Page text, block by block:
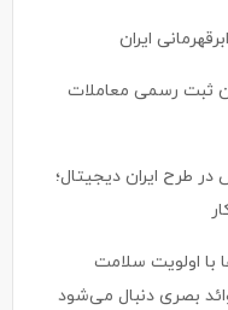
ایران
ثبت رسمی معاملات
هزار متخصص در طرح ایران دیجیتال؛
با اولویت سلامت
بصری دنبال می‌شود